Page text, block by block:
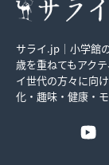
サライ.jp｜小学館
歳を重ねてもアク
イ世代の方々に向
化・趣味・健康・